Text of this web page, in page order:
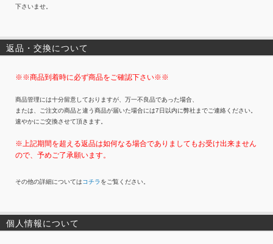
下さいませ。
返品・交換について
※※商品到着時に必ず商品をご確認下さい※※
商品管理には十分留意しておりますが、万一不良品であった場合、
または、ご注文の商品と違う商品が届いた場合には7日以内に弊社までご連絡ください。
速やかにご交換させて頂きます。
※上記期間を超える返品は如何なる場合でありましてもお受け出来ません
ので、予めご了承願います。
その他の詳細についてはコチラをご覧ください。
個人情報について